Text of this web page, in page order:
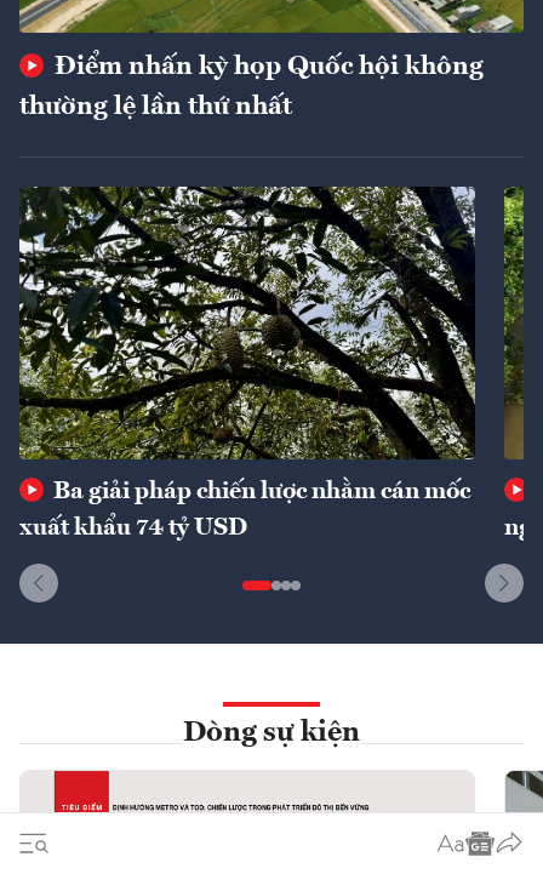
Điểm nhấn kỳ họp Quốc hội không
thường lệ lần thứ nhất
Ba giải pháp chiến lược nhằm cán mốc
xuất khẩu 74 tỷ USD
Dòng sự kiện